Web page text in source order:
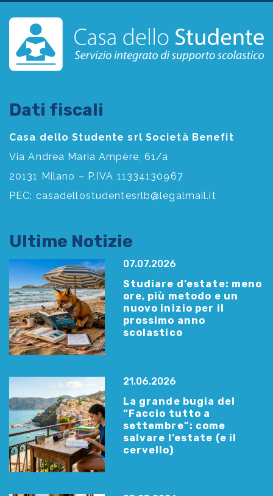
Dati fiscali
Casa dello Studente srl Società Benefit
Via Andrea Maria Ampère, 61/a
20131 Milano – P.IVA 11334130967
PEC: casadellostudentesrlb@legalmail.it
Ultime Notizie
07.07.2026
Studiare d’estate: meno
ore, più metodo e un
nuovo inizio per il
prossimo anno
scolastico
21.06.2026
La grande bugia del
“Faccio tutto a
settembre”: come
salvare l’estate (e il
cervello)